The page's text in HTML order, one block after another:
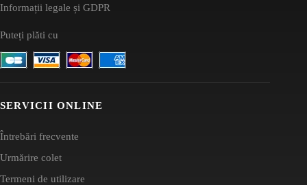
Informații legale și GDPR
Puteți plăti cu
SERVICII ONLINE
Întrebări frecvente
Urmărire colet
Termeni de utilizare